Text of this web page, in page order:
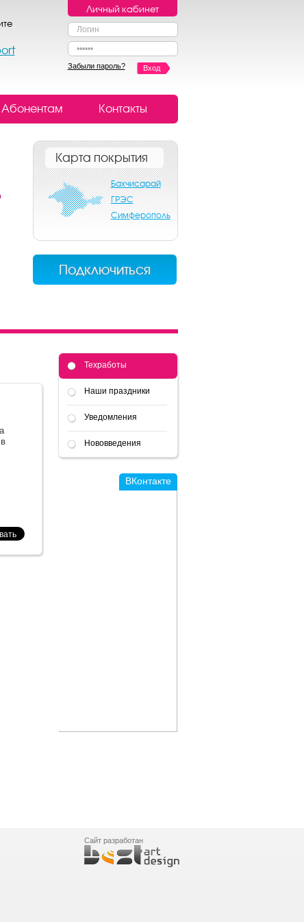
Личный кабинет
Вход
Забыли пароль?
Абонентам Контакты
Карта покрытия
Бахчисарай
ГРЭС
Симферополь
Подключиться
Техработы
Наши праздники
Уведомления
Нововведения
ВКонтакте
Сайт разработан